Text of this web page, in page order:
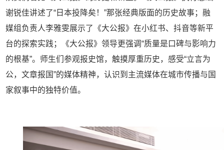
谢锐佳讲述了“ 日本投降矣！”那张经典版面的历史故事；融
媒组负责人李雅雯展示了《大公报》在小红书、抖音等新平
台的探索实践；《大公报》领导更强调“质量是口碑与影响力
的根基”。师生们参观报史馆，触摸厚重历史，感受“立言为
公，文章报国”的媒体精神，认识到主流媒体在城市传播与国
家叙事中的独特价值。